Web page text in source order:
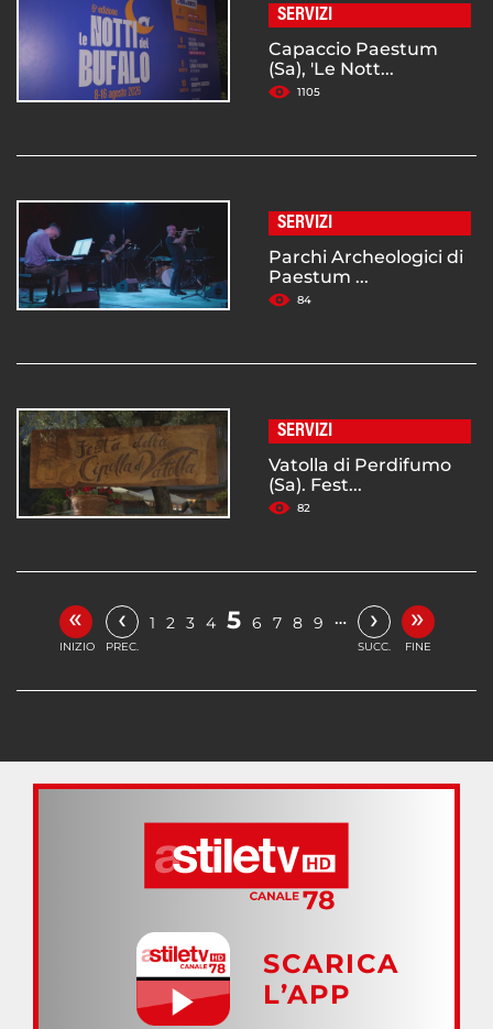
SERVIZI
Capaccio Paestum
(Sa), 'Le Nott...
1105
SERVIZI
Parchi Archeologici di
Paestum ...
84
SERVIZI
Vatolla di Perdifumo
(Sa). Fest...
82
«
INIZIO
‹
PREC.
1 2 3 4 5 6 7 8 9 … ›
SUCC.
»
FINE
SCARICA
L’APP